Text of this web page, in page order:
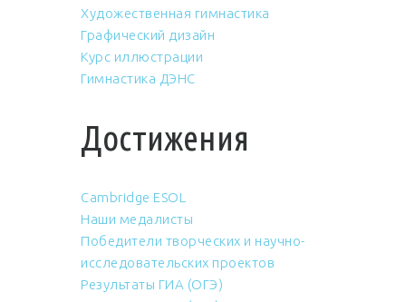
Художественная гимнастика
Графический дизайн
Курс иллюстрации
Гимнастика ДЭНС
Достижения
Cambridge ESOL
Наши медалисты
Победители творческих и научно-
исследовательских проектов
Результаты ГИА (ОГЭ)